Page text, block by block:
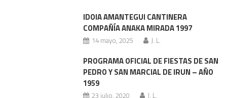
IDOIA AMANTEGUI CANTINERA
COMPAÑÍA ANAKA MIRADA 1997
14 mayo, 2025 J. L.
PROGRAMA OFICIAL DE FIESTAS DE SAN
PEDRO Y SAN MARCIAL DE IRUN – AÑO
1959
23 julio, 2020 J. L.